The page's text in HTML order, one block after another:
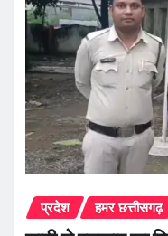
प्रदेश हमर छत्तीसगढ़